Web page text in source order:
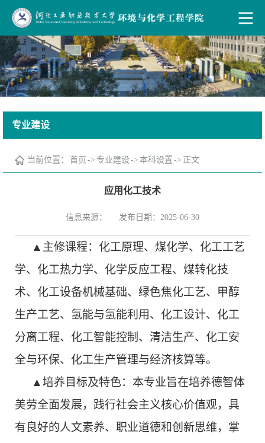
专业建设
当前位置： 首页 -> 专业建设-> 本科设置 -> 正文
应用化工技术
信息来源： 发布日期：2025-06-30
▲主修课程：化工原理、煤化学、化工工艺
学、化工热力学、化学反应工程、煤转化技
术、化工设备机械基础、绿色焦化工艺、甲醇
生产工艺、氢能与氢能利用、化工设计、化工
分离工程、化工智能控制、清洁生产、化工安
全与环保、化工生产管理与经济核算等。
▲培养目标及特色：本专业旨在培养德智体
美劳全面发展，践行社会主义核心价值观，具
有良好的人文素养、职业道德和创新思维，掌